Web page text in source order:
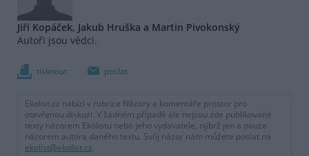
Jiří Kopáček, Jakub Hruška a Martin Pivokonský
Autoři jsou vědci.
tisknout poslat
Ekolist.cz nabízí v rubrice Názory a komentáře prostor pro
otevřenou diskuzi. V žádném případě ale nejsou zde publikované
texty názorem Ekolistu nebo jeho vydavatele, nýbrž jen a pouze
názorem autora daného textu. Svůj názor nám můžete poslat na
ekolist@ekolist.cz.